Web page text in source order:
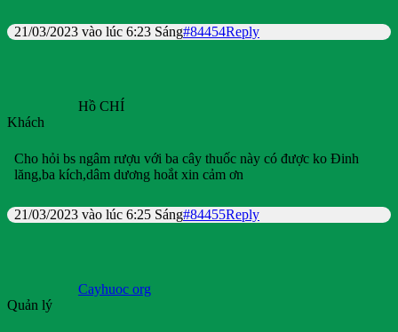
21/03/2023 vào lúc 6:23 Sáng#84454Reply
Hồ CHÍ
Khách
Cho hỏi bs ngâm rượu với ba cây thuốc này có được ko Đinh
lăng,ba kích,dâm dương hoắt xin cảm ơn
21/03/2023 vào lúc 6:25 Sáng#84455Reply
Cayhuoc org
Quản lý